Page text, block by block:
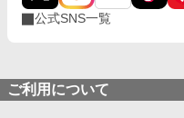
公式SNS一覧
ご利用について